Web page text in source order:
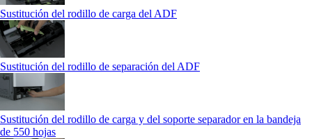
Sustitución del rodillo de carga del ADF
Sustitución del rodillo de separación del ADF
Sustitución del rodillo de carga y del soporte separador en la bandeja
de 550 hojas